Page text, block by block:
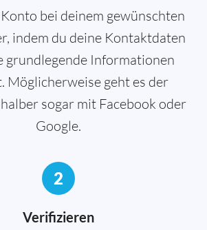
bei deinem gewünschten
indem du deine Kontaktdaten
grundlegende Informationen
Möglicherweise geht es der
sogar mit Facebook oder
Google.
2
Verifizieren